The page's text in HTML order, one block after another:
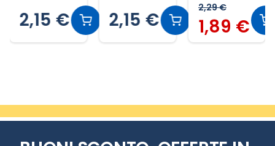
2,15 € 2,15 €
2,29 €
1,89 €